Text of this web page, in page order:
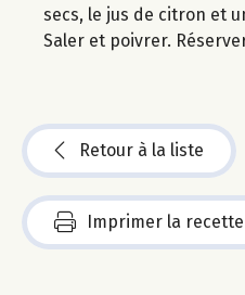
secs, le jus de citron et
Saler et poivrer.
Retour à la liste
Imprimer la recette